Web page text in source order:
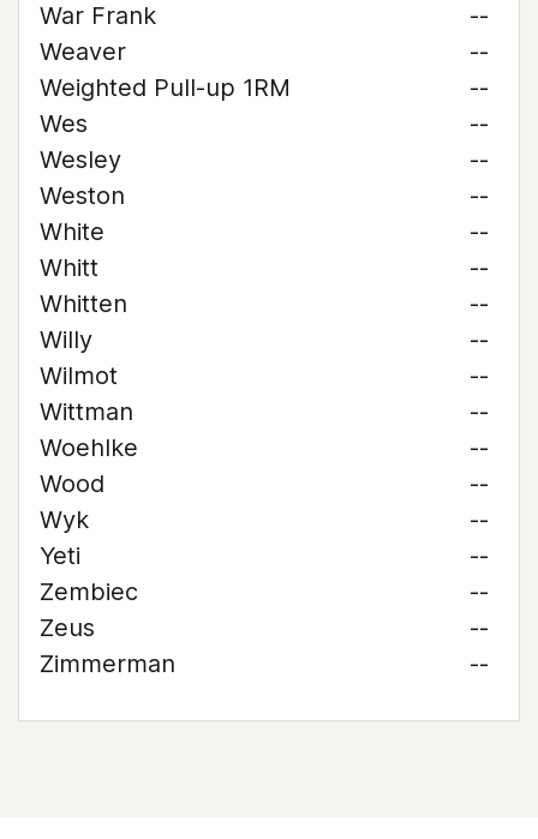
War Frank
--
Weaver
--
Weighted Pull-up 1RM
--
Wes
--
Wesley
--
Weston
--
White
--
Whitt
--
Whitten
--
Willy
--
Wilmot
--
Wittman
--
Woehlke
--
Wood
--
Wyk
--
Yeti
--
Zembiec
--
Zeus
--
Zimmerman
--